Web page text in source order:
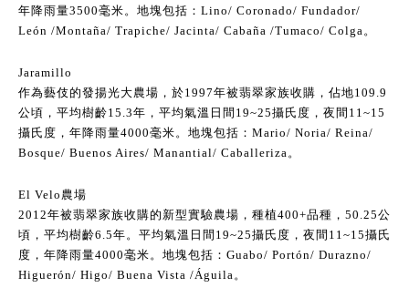
年降雨量3500毫米。地塊包括：Lino/ Coronado/ Fundador/
León /Montaña/ Trapiche/ Jacinta/ Cabaña /Tumaco/ Colga。
Jaramillo
作為藝伎的發揚光大農場，於1997年被翡翠家族收購，佔地109.9
公頃，平均樹齡15.3年，平均氣溫日間19~25攝氏度，夜間11~15
攝氏度，年降雨量4000毫米。地塊包括：Mario/ Noria/ Reina/
Bosque/ Buenos Aires/ Manantial/ Caballeriza。
El Velo農場
2012年被翡翠家族收購的新型實驗農場，種植400+品種，50.25公
頃，平均樹齡6.5年。平均氣溫日間19~25攝氏度，夜間11~15攝氏
度，年降雨量4000毫米。地塊包括：Guabo/ Portón/ Durazno/
Higuerón/ Higo/ Buena Vista /Águila。